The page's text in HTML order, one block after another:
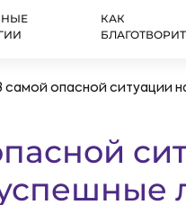
КАК
самой опасной ситуации